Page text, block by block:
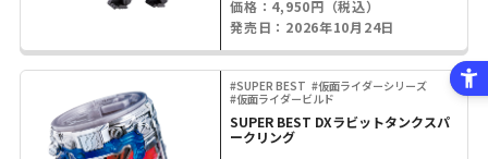
価格：4,950円（税込）
発売日：2026年10月24日
#SUPER BEST #仮面ライダーシリーズ
#仮面ライダービルド
SUPER BEST DXラビットタンクスパ
ークリング